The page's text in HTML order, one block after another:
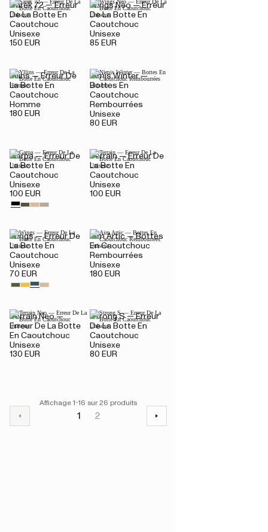
Sarek 72 — Erreur
De La Botte En
Caoutchouc
Unisexe
150 EUR
Wings Neo — Erreur
De La Botte En
Caoutchouc
Unisexe
85 EUR
Yllins — Erreur De
La Botte En
Caoutchouc
Homme
180 EUR
Nimis Winter —
Bottes En
Caoutchouc
Rembourrées
Unisexe
80 EUR
Garpa — Erreur De
La Botte En
Caoutchouc
Unisexe
100 EUR
Terrain — Erreur De
La Botte En
Caoutchouc
Unisexe
100 EUR
Wings — Erreur De
La Botte En
Caoutchouc
Unisexe
70 EUR
Aim Artic — Bottes
En Caoutchouc
Rembourrées
Unisexe
180 EUR
Terrain Neo —
Erreur De La Botte
En Caoutchouc
Unisexe
130 EUR
Strong S — Erreur
De La Botte En
Caoutchouc
Unisexe
80 EUR
Affichage 1-16 sur 26 produits
1 2